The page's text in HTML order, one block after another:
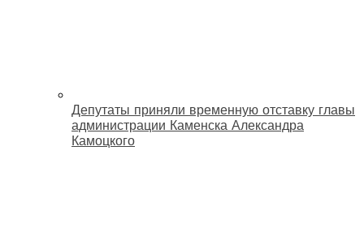
Депутаты приняли временную отставку главы
администрации Каменска Александра
Камоцкого